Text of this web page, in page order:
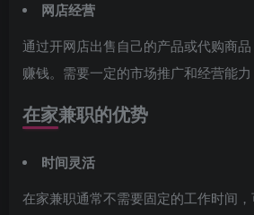
网店经营
通过开网店出售自己的产品或代购商
赚钱。需要一定的市场推广和经营能力
在家兼职的优势
时间灵活
在家兼职通常不需要固定的工作时间